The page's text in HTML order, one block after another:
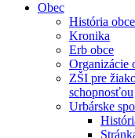
Obec
História obce
Kronika
Erb obce
Organizácie
ZŠI pre
schopnosťou
Urbárske